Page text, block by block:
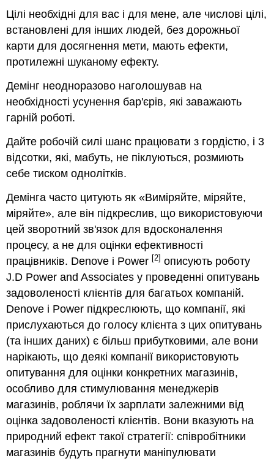
Цілі необхідні для вас і для мене, але числові цілі,
встановлені для інших людей, без дорожньої
карти для досягнення мети, мають ефекти,
протилежні шуканому ефекту.
Демінг неодноразово наголошував на
необхідності усунення бар'єрів, які заважають
гарній роботі.
Дайте робочій силі шанс працювати з гордістю, і 3
відсотки, які, мабуть, не піклуються, розмиють
себе тиском однолітків.
Демінга часто цитують як «Виміряйте, міряйте,
міряйте», але він підкреслив, що використовуючи
цей зворотний зв'язок для вдосконалення
процесу, а не для оцінки ефективності
працівників. Denove і Power [2] описують роботу
J.D Power and Associates у проведенні опитувань
задоволеності клієнтів для багатьох компаній.
Denove і Power підкреслюють, що компанії, які
прислухаються до голосу клієнта з цих опитувань
(та інших даних) є більш прибутковими, але вони
нарікають, що деякі компанії використовують
опитування для оцінки конкретних магазинів,
особливо для стимулювання менеджерів
магазинів, роблячи їх зарплати залежними від
оцінка задоволеності клієнтів. Вони вказують на
природний ефект такої стратегії: співробітники
магазинів будуть прагнути маніпулювати